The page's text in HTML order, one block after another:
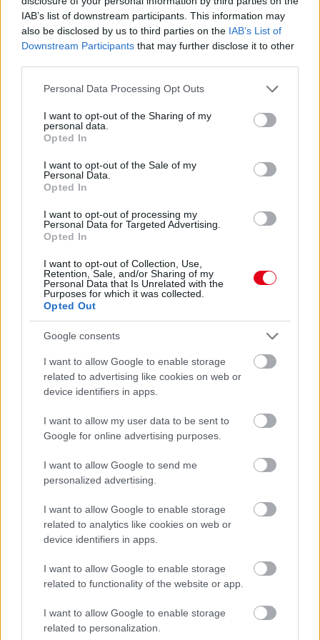
IAB’s list of downstream participants. This information may
also be disclosed by us to third parties on the IAB’s List of
Downstream Participants that may further disclose it to other
Please note that this website/app uses one or more Google
not limited to your visit or usage behaviour. You may click to
grant or deny consent to Google and its third-party tags to
use your data for below specified purposes in below Google
consent section.
Personal Data Processing Opt Outs
I want to opt-out of the Sharing of my
personal data.
Opted In
I want to opt-out of the Sale of my
Personal Data.
Opted In
I want to opt-out of processing my
Personal Data for Targeted Advertising.
Opted In
I want to opt-out of Collection, Use,
Retention, Sale, and/or Sharing of my
Personal Data that Is Unrelated with the
Purposes for which it was collected.
Opted Out
Google consents
I want to allow Google to enable storage
related to advertising like cookies on web or
device identifiers in apps.
I want to allow my user data to be sent to
Google for online advertising purposes.
I want to allow Google to send me
personalized advertising.
I want to allow Google to enable storage
related to analytics like cookies on web or
device identifiers in apps.
I want to allow Google to enable storage
related to functionality of the website or app.
I want to allow Google to enable storage
related to personalization.
Ocon is jön a bokszba, de hibázik az Alpine, lassú a csere, 4,2
másodpercig tart - Russell és Hamilton közé, a hetedik helyre
jön vissza. Itt az esély Sainz és a Ferrari előtt!
Hamilton nyitja meg a bokszkiállások során: most ő a
nyolcadik, 14-15 másodpercre van az előtte haladó Russelltől,
Verstappen a bal elsőre panaszkodik, Sainzot majdnem kihívta
kerékcserére a Ferrari, de aztán mégis kint hagyta inkább.
Zajlik a sakkjátszma a pályapozíciókért.
A gumikopás állítólag nagyobb, mitn ahogy a csapatok várták,
akár a közepes, akár a kemény keverékről beszélünk.
De előzni úgysem lehet...
Az azért egyértelmű, hogy Ocon feltartja a Ferrarikat és
Ocon őrzi a harmadik helyet.
Nocsak, előzés: Magnussen bevetődött Sargeant mellé, és
megelőzi!
Perez is elmegy a Williams mellett.
Sainz fekete-fehér zászlót kap a megmozdulásáért, de nincs